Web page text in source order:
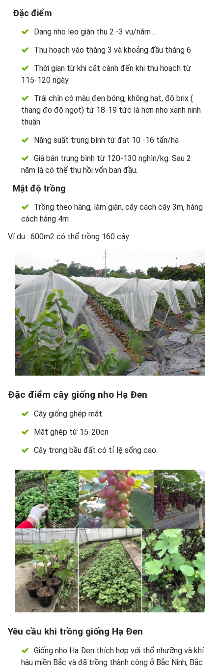
Đặc điểm
Dạng nho leo giàn thu 2 -3 vụ/năm .
Thu hoạch vào tháng 3 và khoảng đầu tháng 6
Thời gian từ khi cắt cành đến khi thu hoạch từ
115-120 ngày
Trái chín có màu đen bóng, không hạt, độ brix (
thang đo độ ngọt) từ 18-19 tức là hơn nho xanh ninh
thuận
Năng suất trung bình từ đạt 10 -16 tấn/ha
Giá bán trung bình từ 120-130 nghìn/kg. Sau 2
năm là có thể thu hồi vốn ban đầu.
Mật độ trồng
Trồng theo hàng, làm giàn, cây cách cây 3m, hàng
cách hàng 4m
Ví dụ : 600m2 có thể trồng 160 cây.
Đặc điểm cây giống nho Hạ Đen
Cây giống ghép mắt.
Mắt ghép từ 15-20cn
Cây trong bầu đất có tỉ lệ sống cao.
Yêu cầu khi trồng giống Hạ Đen
Giống nho Hạ Đen thích hợp với thổ nhưỡng và khí
hậu miền Bắc và đã trồng thành công ở Bắc Ninh, Bắc